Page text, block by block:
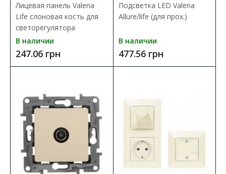
Все механизмы силовых розеток Zenit рассчитаны на ток 16А,
отличаются повышенной надежностью и компа..
759.50 грн
В сравнения
В закладки
Лицевая панель Valena
Life слоновая кость для
светорегулятора
В наличии
247.06 грн
Подсветка LED Valena
Allure/life (для прох.)
В наличии
477.56 грн